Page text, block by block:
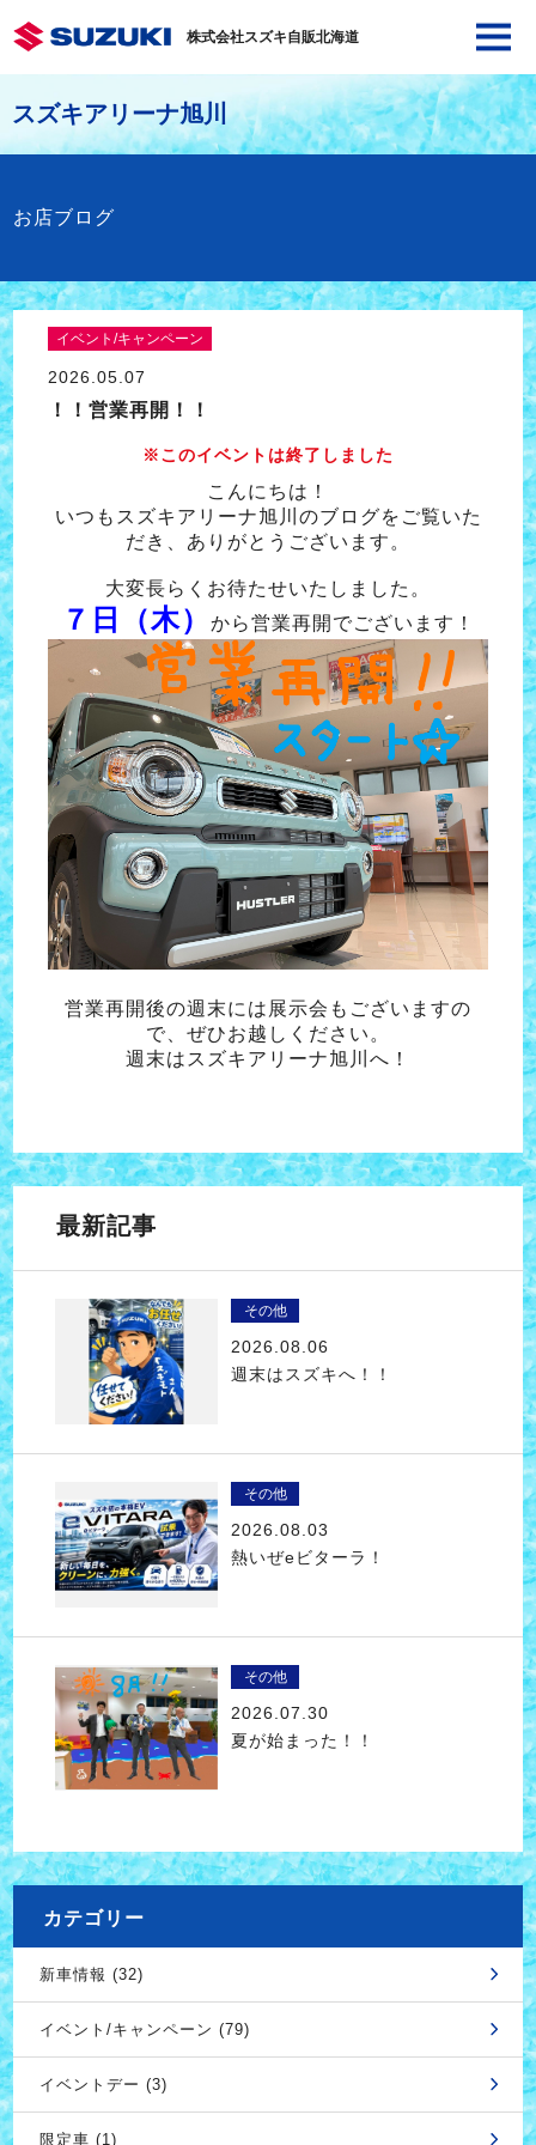
株式会社スズキ自販北海道
スズキアリーナ旭川
お店ブログ
イベント/キャンペーン
2026.05.07
！！営業再開！！
※このイベントは終了しました
こんにちは！
いつもスズキアリーナ旭川のブログをご覧いた
だき、ありがとうございます。
大変長らくお待たせいたしました。
７日（木） から営業再開でございます！
営業再開後の週末には展示会もございますの
で、ぜひお越しください。
週末はスズキアリーナ旭川へ！
最新記事
その他
2026.08.06
週末はスズキへ！！
その他
2026.08.03
熱いぜeビターラ！
その他
2026.07.30
夏が始まった！！
カテゴリー
新車情報 (32)
イベント/キャンペーン (79)
イベントデー (3)
限定車 (1)